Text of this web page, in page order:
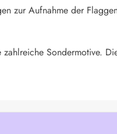
zur Aufnahme der
Sondermotive.